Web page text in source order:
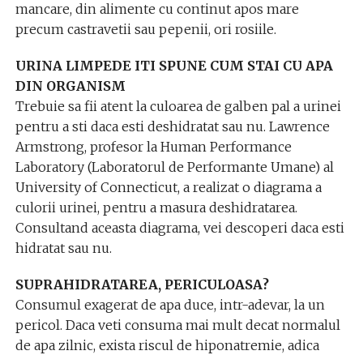
mancare, din alimente cu continut apos mare
precum castravetii sau pepenii, ori rosiile.
URINA LIMPEDE ITI SPUNE CUM STAI CU APA
DIN ORGANISM
Trebuie sa fii atent la culoarea de galben pal a urinei
pentru a sti daca esti deshidratat sau nu. Lawrence
Armstrong, profesor la Human Performance
Laboratory (Laboratorul de Performante Umane) al
University of Connecticut, a realizat o diagrama a
culorii urinei, pentru a masura deshidratarea.
Consultand aceasta diagrama, vei descoperi daca esti
hidratat sau nu.
SUPRAHIDRATAREA, PERICULOASA?
Consumul exagerat de apa duce, intr-adevar, la un
pericol. Daca veti consuma mai mult decat normalul
de apa zilnic, exista riscul de hiponatremie, adica